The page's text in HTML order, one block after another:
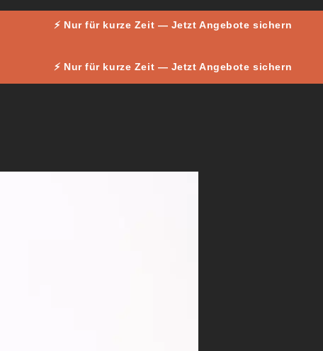
⚡ Nur für kurze Zeit — Jetzt Angebote sichern
⚡ Nur für kurze Zeit — Jetzt Angebote sichern